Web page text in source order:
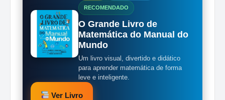
RECOMENDADO
O Grande Livro de
Matemática do Manual do
Mundo
Um livro visual, divertido e didático
para aprender matemática de forma
leve e inteligente.
Ver Livro